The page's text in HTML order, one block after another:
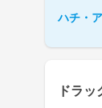
ハチ・
ドラ